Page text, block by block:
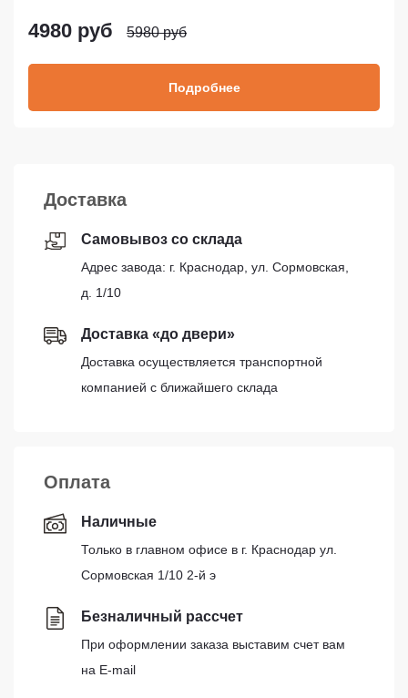
4980 руб 5980 руб
Подробнее
Доставка
Самовывоз со склада
Адрес завода: г. Краснодар, ул. Сормовская,
д. 1/10
Доставка «до двери»
Доставка осуществляется транспортной
компанией с ближайшего склада
Оплата
Наличные
Только в главном офисе в г. Краснодар ул.
Сормовская 1/10 2-й э
Безналичный рассчет
При оформлении заказа выставим счет вам
на E-mail